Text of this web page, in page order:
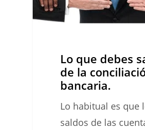
debes
saber
conciliación
bancaria.
Lo que debes
de la
bancaria.
Lo habitual es que
saldos de las